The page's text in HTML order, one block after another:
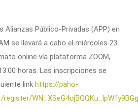
Alianzas Público-Privadas (APP) en
se llevará a cabo el miércoles 23
online vía plataforma ZOOM,
horas. Las inscripciones se
link https://paho-
WN_XSeG4ojBQQKu_lpWfy9BGg